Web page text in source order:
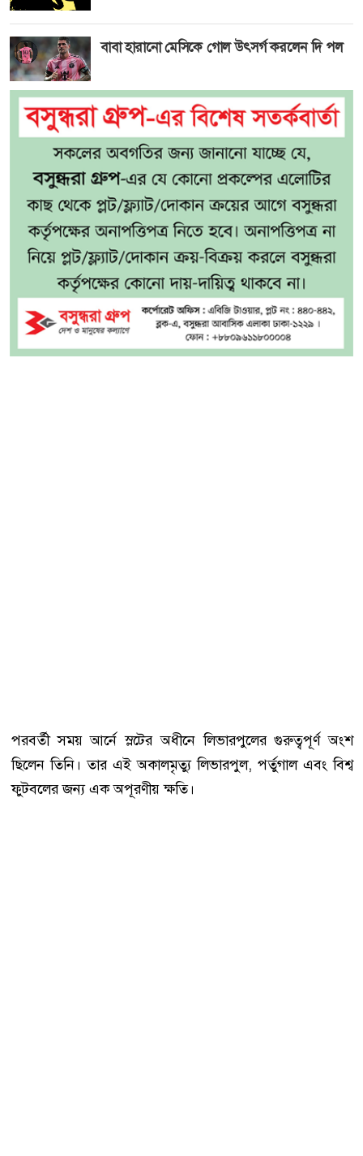
বাবা হারানো মেসিকে গোল উৎসর্গ করলেন দি পল
পরবর্তী সময় আর্নে স্লটের অধীনে লিভারপুলের গুরুত্বপূর্ণ অংশ
ছিলেন তিনি। তার এই অকালমৃত্যু লিভারপুল, পর্তুগাল এবং বিশ্ব
ফুটবলের জন্য এক অপূরণীয় ক্ষতি।